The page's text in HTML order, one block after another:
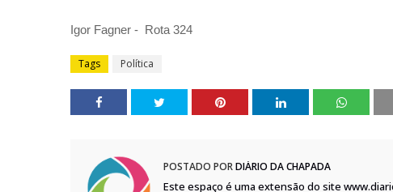
Igor Fagner - Rota 324
Tags Política
POSTADO PORDIÁRIO DA CHAPADA
Este espaço é uma extensão do site